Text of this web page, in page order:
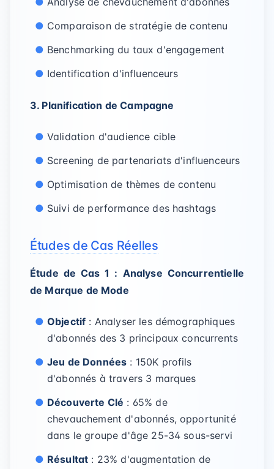
Comparaison de stratégie de contenu
Benchmarking du taux d'engagement
Identification d'influenceurs
3. Planification de Campagne
Validation d'audience cible
Screening de partenariats d'influenceurs
Optimisation de thèmes de contenu
Suivi de performance des hashtags
Études de Cas Réelles
Étude de Cas 1 : Analyse Concurrentielle
de Marque de Mode
Objectif : Analyser les démographiques
d'abonnés des 3 principaux concurrents
Jeu de Données : 150K profils
d'abonnés à travers 3 marques
Découverte Clé : 65% de
chevauchement d'abonnés, opportunité
dans le groupe d'âge 25-34 sous-servi
Résultat : 23% d'augmentation de